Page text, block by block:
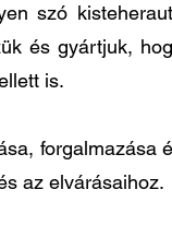
szó
és gyártjuk,
is.
forgalmazása
az elvárásaihoz.